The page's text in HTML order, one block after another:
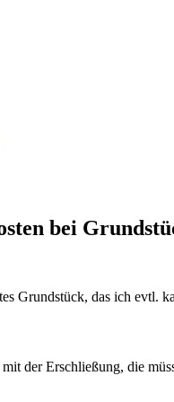
bei
Grundstück, das ich evtl.
der Erschließung, die